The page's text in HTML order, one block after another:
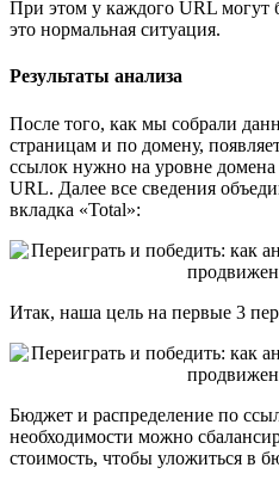
При этом у каждого URL
это нормальная ситуация.
Результаты анализа
После того, как мы собрали
страницам и по домену,
ссылок нужно на уровне
URL. Далее все сведения
вкладка «Total»:
Итак, наша цель на первые 3
Бюджет и распределение по
необходимости можно
стоимость, чтобы уложиться в